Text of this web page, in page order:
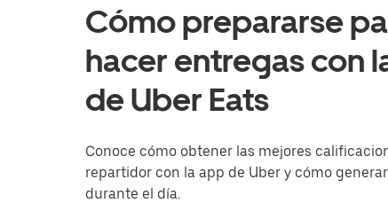
Cómo prepararse
hacer entregas con
de Uber Eats
Conoce cómo obtener las mejores
repartidor con la app de Uber y cómo
durante el día.